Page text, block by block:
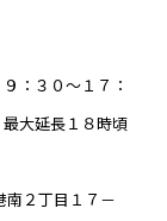
：３０～１７：
延長１８時頃
２丁目１７－